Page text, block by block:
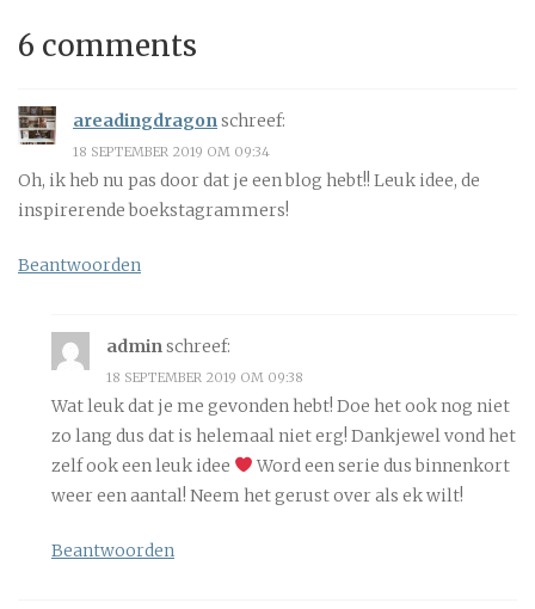
6 comments
areadingdragonschreef:
18 SEPTEMBER 2019 OM 09:34
Oh, ik heb nu pas door dat je een blog hebt!! Leuk idee, de
inspirerende boekstagrammers!
Beantwoorden
adminschreef:
18 SEPTEMBER 2019 OM 09:38
Wat leuk dat je me gevonden hebt! Doe het ook nog niet
zo lang dus dat is helemaal niet erg! Dankjewel vond het
zelf ook een leuk idee
Word een serie dus binnenkort
weer een aantal! Neem het gerust over als ek wilt!
Beantwoorden